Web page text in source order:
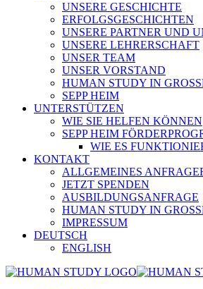
UNSERE GESCHICHTE
ERFOLGSGESCHICHTEN
UNSERE PARTNER UND
UNSERE LEHRERSCHAFT
UNSER TEAM
UNSER VORSTAND
HUMAN STUDY IN
SEPP HEIM
UNTERSTÜTZEN
WIE SIE HELFEN KÖNNEN
SEPP HEIM
WIE ES
KONTAKT
ALLGEMEINES
JETZT SPENDEN
AUSBILDUNGSANFRAGE
HUMAN STUDY IN
IMPRESSUM
DEUTSCH
ENGLISH